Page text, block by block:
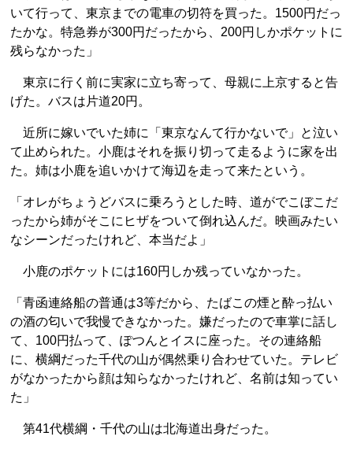
いて行って、東京までの電車の切符を買った。1500円だっ
たかな。特急券が300円だったから、200円しかポケットに
残らなかった」
東京に行く前に実家に立ち寄って、母親に上京すると告
げた。バスは片道20円。
近所に嫁いでいた姉に「東京なんて行かないで」と泣い
て止められた。小鹿はそれを振り切って走るように家を出
た。姉は小鹿を追いかけて海辺を走って来たという。
「オレがちょうどバスに乗ろうとした時、道がでこぼこだ
ったから姉がそこにヒザをついて倒れ込んだ。映画みたい
なシーンだったけれど、本当だよ」
小鹿のポケットには160円しか残っていなかった。
「青函連絡船の普通は3等だから、たばこの煙と酔っ払い
の酒の匂いで我慢できなかった。嫌だったので車掌に話し
て、100円払って、ぽつんとイスに座った。その連絡船
に、横綱だった千代の山が偶然乗り合わせていた。テレビ
がなかったから顔は知らなかったけれど、名前は知ってい
た」
第41代横綱・千代の山は北海道出身だった。